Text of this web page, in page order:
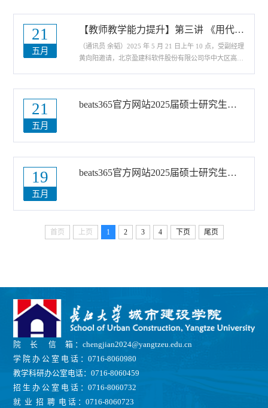
00开始，第6期求实导师学术沙龙在9教208和317会议室
顺利举行。活动现场气氛热烈，共有百余名研究生们踊跃
参与。硕士生导师杨学祥教授率先登台，作题为“污水管
21
五月
【教师教学能力提升】第三讲 《用代码和算法拓宽工程边界》主题报告成功举行
（通讯员 余韬）2025 年 5 月 21 日上午 10 点，受副经理
黄向阳邀请，北京盈建科软件股份有限公司华中大区高校
刘敏刚指出，GAMA 软件凭借强大的代码与算法能力，
成...
21
五月
beats365官方网站2025届硕士研究生学位论文答辩公告（十）
19
五月
beats365官方网站2025届硕士研究生学位论文答辩公告（九）
首页 上页 1 2 3 4 下页 尾页
院 长 信 箱 ：chengjian2024@yangtzeu.edu.cn
学 院 办 公 室 电 话 ：0716-8060980
教学科研办公室电话：0716-8060459
招 生 办 公 室 电 话 ：0716-8060732
就 业 招 聘 电 话 ：0716-8060723